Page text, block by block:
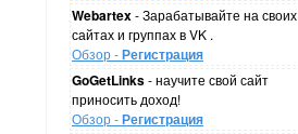
Webartex- Зарабатывайте на своих
сайтах и группах в VK .
Обзор -Регистрация
GoGetLinks- научите свой сайт
приносить доход!
Обзор -Регистрация